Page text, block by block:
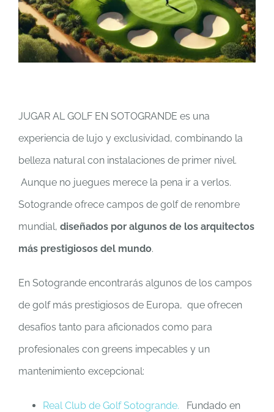
JUGAR AL GOLF EN SOTOGRANDE es una
experiencia de lujo y exclusividad, combinando la
belleza natural con instalaciones de primer nivel.
Aunque no juegues merece la pena ir a verlos.
Sotogrande ofrece campos de golf de renombre
mundial, diseñados por algunos de los arquitectos
más prestigiosos del mundo.
En Sotogrande encontrarás algunos de los campos
de golf más prestigiosos de Europa, que ofrecen
desafíos tanto para aficionados como para
profesionales con greens impecables y un
mantenimiento excepcional:
Real Club de Golf Sotogrande. Fundado en